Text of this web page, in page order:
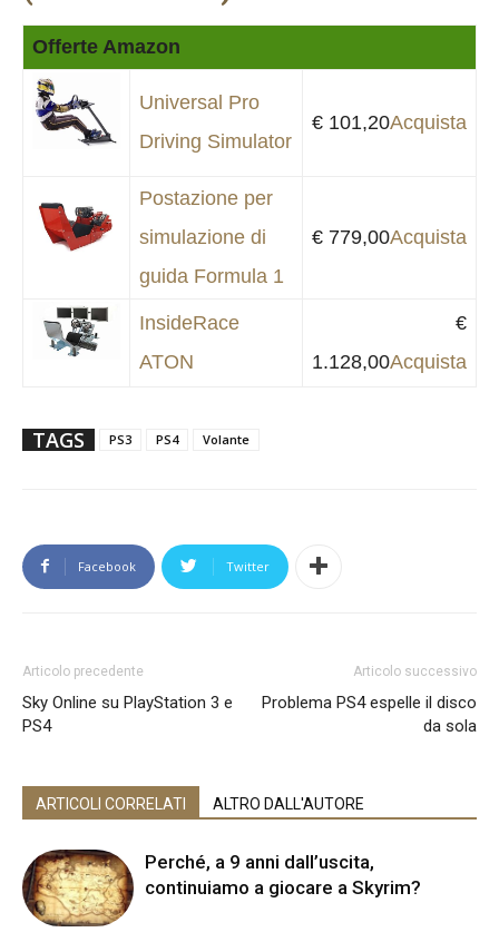
Offerte Amazon
Universal Pro
Driving Simulator
€ 101,20Acquista
Postazione per
simulazione di
guida Formula 1
€ 779,00Acquista
InsideRace
ATON
€
1.128,00Acquista
TAGS PS3 PS4 Volante
Facebook Twitter
Articolo precedente
Sky Online su PlayStation 3 e
PS4
Articolo successivo
Problema PS4 espelle il disco
da sola
ARTICOLI CORRELATI ALTRO DALL'AUTORE
Perché, a 9 anni dall’uscita,
continuiamo a giocare a Skyrim?